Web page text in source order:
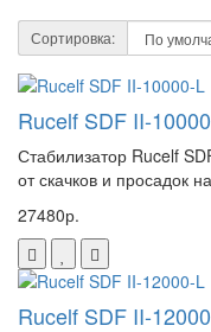
Сортировка:
Rucelf SDF II-
Стабилизатор Rucelf
от скачков и просадок
27480р.
Rucelf SDF II-